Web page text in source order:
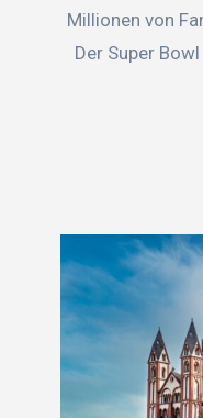
Millionen von
Der Super